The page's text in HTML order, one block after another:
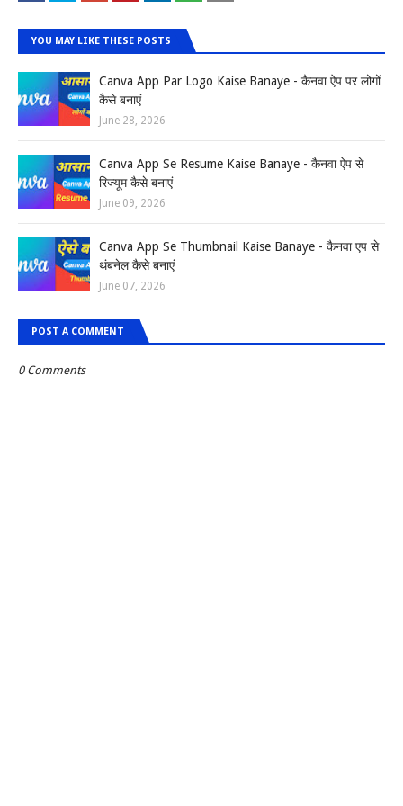
YOU MAY LIKE THESE POSTS
Canva App Par Logo Kaise Banaye - कैनवा ऐप पर लोगों
कैसे बनाएं
June 28, 2026
Canva App Se Resume Kaise Banaye - कैनवा ऐप से
रिज्यूम कैसे बनाएं
June 09, 2026
Canva App Se Thumbnail Kaise Banaye - कैनवा एप से
थंबनेल कैसे बनाएं
June 07, 2026
POST A COMMENT
0 Comments